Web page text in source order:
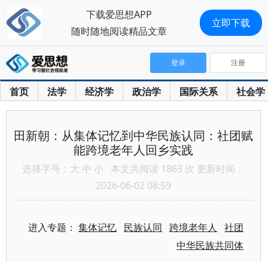
首页 法学 经济学 政治学 国际关系 社会学
登录 注册
田新朝：从集体记忆到中华民族认同：社团赋
能跨境老年人回乡实践
选择字号： 大 中 小 本文共阅读 1863 次 更新时间：
2026-06-02 08:59
进入专题：集体记忆 民族认同 跨境老年人
社团
中华民族共同体
下载爱思想APP
随时随地阅读精品文章
立即下载